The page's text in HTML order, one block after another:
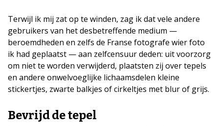
Terwijl ik mij zat op te winden, zag ik dat vele andere
gebruikers van het desbetreffende medium —
beroemdheden en zelfs de Franse fotografe wier foto
ik had geplaatst — aan zelfcensuur deden: uit voorzorg
om niet te worden verwijderd, plaatsten zij over tepels
en andere onwelvoeglijke lichaamsdelen kleine
stickertjes, zwarte balkjes of cirkeltjes met blur of grijs.
Bevrijd de tepel